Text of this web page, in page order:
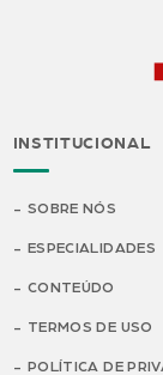
INSTITUCIONAL
SOBRE NÓS
ESPECIALIDADES
CONTEÚDO
TERMOS DE USO
POLÍTICA DE